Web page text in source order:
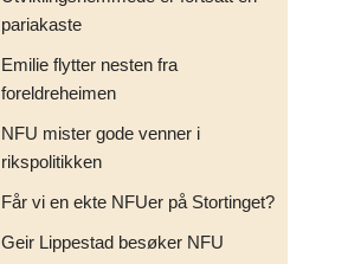
pariakaste
Emilie flytter nesten fra
foreldreheimen
NFU mister gode venner i
rikspolitikken
Får vi en ekte NFUer på Stortinget?
Geir Lippestad besøker NFU